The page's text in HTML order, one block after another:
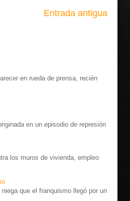
Entrada antigua
en rueda de prensa, recién
en un episodio de represión
los muros de vivienda, empleo
que el franquismo llegó por un